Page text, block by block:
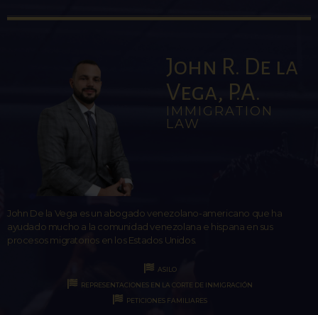
John R. De la
Vega, P.A.
IMMIGRATION
LAW
John De la Vega es un abogado venezolano-americano que ha
ayudado mucho a la comunidad venezolana e hispana en sus
procesos migratorios en los Estados Unidos.
ASILO
REPRESENTACIONES EN LA CORTE DE INMIGRACIÓN
PETICIONES FAMILIARES